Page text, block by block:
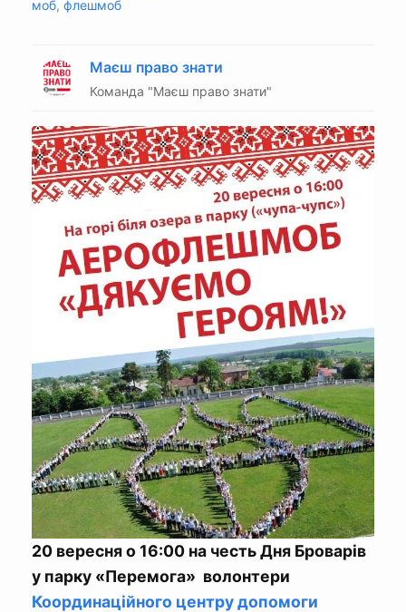
моб, флешмоб
Маєш право знати
Команда "Маєш право знати"
20 вересня о 16:00 на честь Дня Броварів
у парку «Перемога» волонтери
Координаційного центру допомоги